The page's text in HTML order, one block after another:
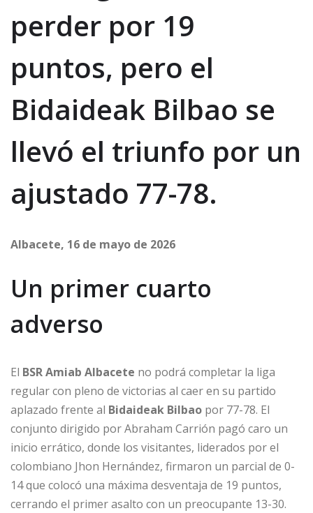
perder por 19
puntos, pero el
Bidaideak Bilbao se
llevó el triunfo por un
ajustado 77-78.
Albacete, 16 de mayo de 2026
Un primer cuarto
adverso
El BSR Amiab Albacete no podrá completar la liga
regular con pleno de victorias al caer en su partido
aplazado frente al Bidaideak Bilbao por 77-78. El
conjunto dirigido por Abraham Carrión pagó caro un
inicio errático, donde los visitantes, liderados por el
colombiano Jhon Hernández, firmaron un parcial de 0-
14 que colocó una máxima desventaja de 19 puntos,
cerrando el primer asalto con un preocupante 13-30.